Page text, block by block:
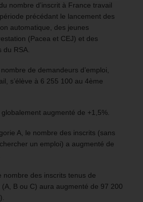
nombre d’inscrit à France travail
précédant le lancement des
automatique, des jeunes
(Pacea et CEJ) et des
du RSA.
de demandeurs d’emploi,
s’élève à 6 255 100 au 4ème
augmenté de +1,5%.
A, le nombre des inscrits (sans
un emploi) a augmenté de
nombre des inscrits tenus de
B ou C) aura augmenté de 97 200